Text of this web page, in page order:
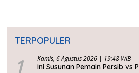
TERPOPULER
1 Kamis, 6 Agustus 2026 | 19:48 WIB
Ini Susunan Pemain Persib vs